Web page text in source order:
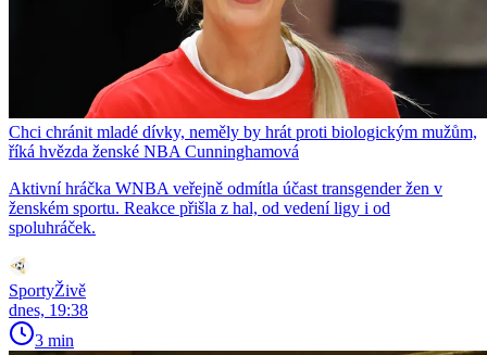
Chci chránit mladé dívky, neměly by hrát proti biologickým mužům,
říká hvězda ženské NBA Cunninghamová
Aktivní hráčka WNBA veřejně odmítla účast transgender žen v
ženském sportu. Reakce přišla z hal, od vedení ligy i od
spoluhráček.
SportyŽivě
dnes, 19:38
3 min